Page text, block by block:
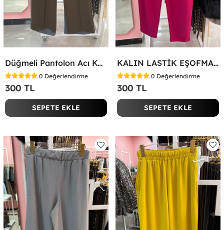
Düğmeli Pantolon Acı Kahve
0 Değerlendirme
300 TL
SEPETE EKLE
KALIN LASTİK EŞOFMAN ALTI Fuşya
0 Değerlendirme
300 TL
SEPETE EKLE